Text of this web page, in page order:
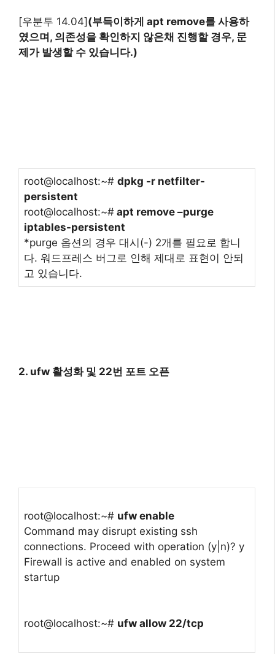
[우분투 14.04](부득이하게 apt remove를 사용하
였으며, 의존성을 확인하지 않은채 진행할 경우, 문
제가 발생할 수 있습니다.)
root@localhost:~# dpkg -r netfilter-
persistent
root@localhost:~# apt remove –purge
iptables-persistent
*purge 옵션의 경우 대시(-) 2개를 필요로 합니
다. 워드프레스 버그로 인해 제대로 표현이 안되
고 있습니다.
2. ufw 활성화 및 22번 포트 오픈
root@localhost:~# ufw enable
Command may disrupt existing ssh
connections. Proceed with operation (y|n)? y
Firewall is active and enabled on system
startup
root@localhost:~# ufw allow 22/tcp